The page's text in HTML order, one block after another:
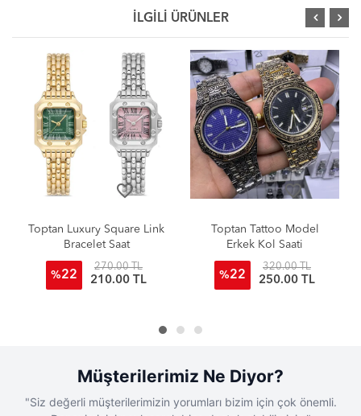
İLGİLİ ÜRÜNLER
favorite_border
Luxury Square Link
Bracelet Saat
270.00 TL
210.00 TL
favorite_border
Toptan Tattoo Model
Erkek Kol Saati
320.00 TL
250.00 TL